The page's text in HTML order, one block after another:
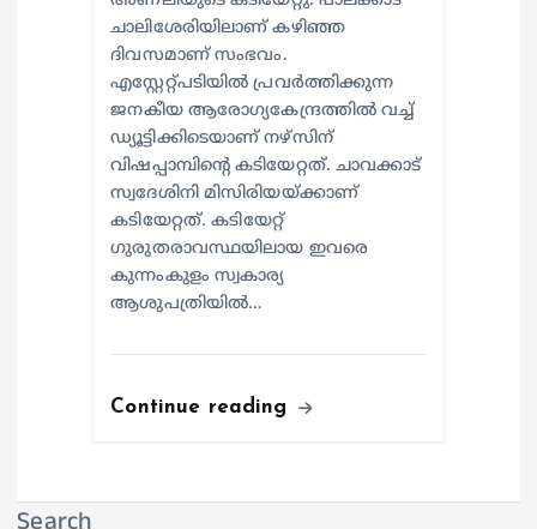
ചാലിശേരിയിലാണ് കഴിഞ്ഞ
ദിവസമാണ് സംഭവം.
എസ്റ്റേറ്റ്പടിയില്‍ പ്രവര്‍ത്തിക്കുന്ന
ജനകീയ ആരോഗ്യകേന്ദ്രത്തില്‍ വച്ച്
ഡ്യൂട്ടിക്കിടെയാണ് നഴ്സിന്
വിഷപ്പാമ്പിന്റെ കടിയേറ്റത്. ചാവക്കാട്
സ്വദേശിനി മിസിരിയയ്ക്കാണ്
കടിയേറ്റത്. കടിയേറ്റ്
ഗുരുതരാവസ്ഥയിലായ ഇവരെ
കുന്നംകുളം സ്വകാര്യ
ആശുപത്രിയില്‍…
Continue reading